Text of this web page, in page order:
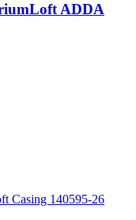
ADDA